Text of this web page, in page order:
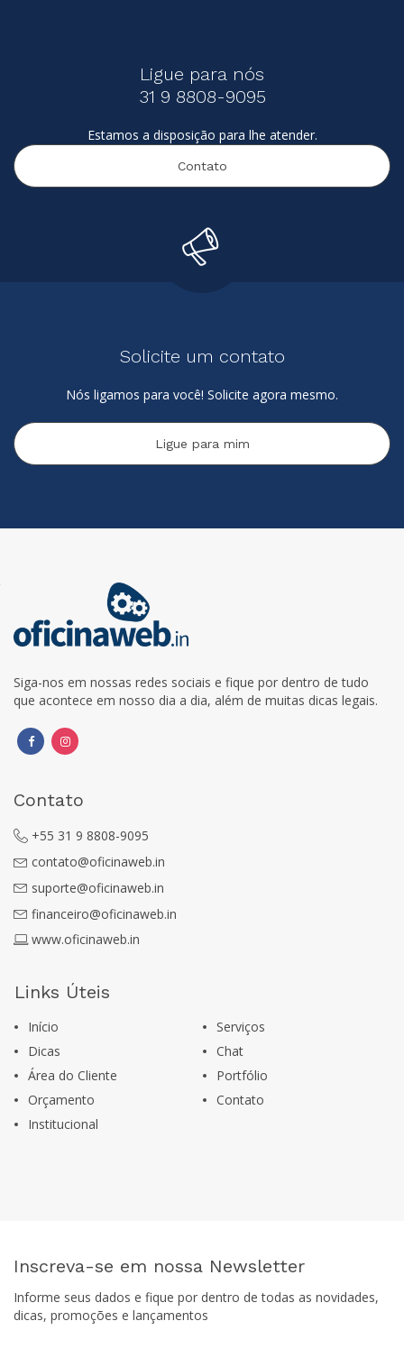
Ligue para nós
31 9 8808-9095
Estamos a disposição para lhe atender.
Contato
Solicite um contato
Nós ligamos para você! Solicite agora mesmo.
Ligue para mim
Siga-nos em nossas redes sociais e fique por dentro de tudo
que acontece em nosso dia a dia, além de muitas dicas legais.
Contato
+55 31 9 8808-9095
contato@oficinaweb.in
suporte@oficinaweb.in
financeiro@oficinaweb.in
www.oficinaweb.in
Links Úteis
Início
Serviços
Dicas
Chat
Área do Cliente
Portfólio
Orçamento
Contato
Institucional
Inscreva-se em nossa Newsletter
Informe seus dados e fique por dentro de todas as novidades,
dicas, promoções e lançamentos